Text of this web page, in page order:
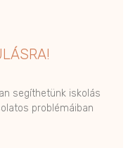
segíthetünk iskolás
problémáiban